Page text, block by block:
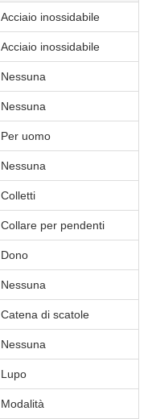
Acciaio inossidabile
Acciaio inossidabile
Nessuna
Nessuna
Per uomo
Nessuna
Colletti
Collare per pendenti
Dono
Nessuna
Catena di scatole
Nessuna
Lupo
Modalità